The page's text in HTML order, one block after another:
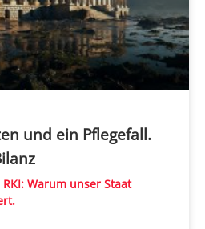
und ein Pflegefall.
Warum unser Staat